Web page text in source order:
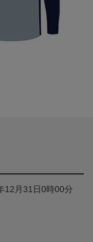
12月31日0時00分